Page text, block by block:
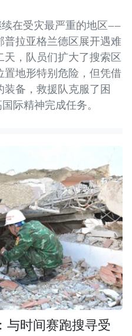
在受灾最严重的地区——
拉亚格兰德区展开遇难
，队员们扩大了搜索区
地形特别危险，但凭借
备，救援队克服了困
际精神完成任务。
与时间赛跑搜寻受